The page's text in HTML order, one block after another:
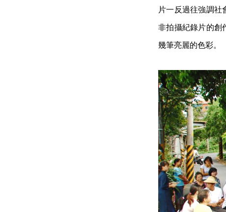
片一反過往強調
非拍攝紀錄片的創
幾筆亮麗的色彩。